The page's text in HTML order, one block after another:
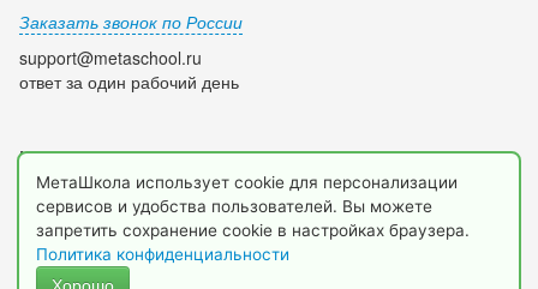
Заказать звонок по России
support@metaschool.ru
ответ за один рабочий день
Мы в социальных сетях:
МетаШкола использует cookie для персонализации
сервисов и удобства пользователей. Вы можете
запретить сохранение cookie в настройках браузера.
Политика конфиденциальности
Хорошо